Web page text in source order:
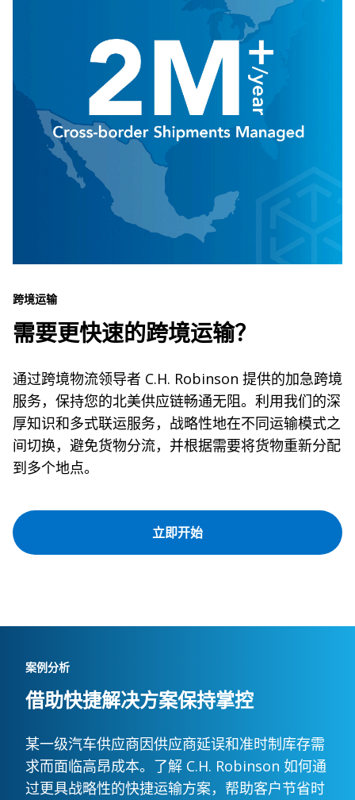
跨境运输
需要更快速的跨境运输？
通过跨境物流领导者 C.H. Robinson 提供的加急跨境
服务，保持您的北美供应链畅通无阻。利用我们的深
厚知识和多式联运服务，战略性地在不同运输模式之
间切换，避免货物分流，并根据需要将货物重新分配
到多个地点。
立即开始
案例分析
借助快捷解决方案保持掌控
某一级汽车供应商因供应商延误和准时制库存需
求而面临高昂成本。了解 C.H. Robinson 如何通
过更具战略性的快捷运输方案，帮助客户节省时